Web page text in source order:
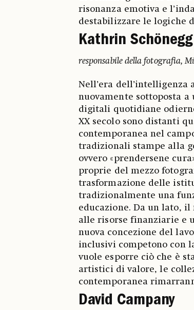
risonanza emotiva e
destabilizzare le logiche
Kathrin Schönegg
responsabile della fotografia,
Nell’era
nuovamente sottoposta a
digitali quotidiane
XX secolo sono distanti
contemporanea nel
tradizionali stampe alla
ovvero «prendersene
proprie del mezzo
trasformazione delle
tradizionalmente una
educazione. Da un lato,
alle risorse finanziarie e
nuova concezione del
inclusivi competono con
vuole esporre ciò che è
artistici di valore, le
contemporanea
David Campany